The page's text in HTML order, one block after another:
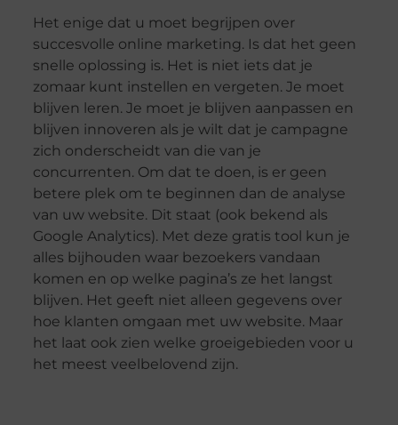
Het enige dat u moet begrijpen over
succesvolle online marketing. Is dat het geen
snelle oplossing is. Het is niet iets dat je
zomaar kunt instellen en vergeten. Je moet
blijven leren. Je moet je blijven aanpassen en
blijven innoveren als je wilt dat je campagne
zich onderscheidt van die van je
concurrenten. Om dat te doen, is er geen
betere plek om te beginnen dan de analyse
van uw website. Dit staat (ook bekend als
Google Analytics). Met deze gratis tool kun je
alles bijhouden waar bezoekers vandaan
komen en op welke pagina’s ze het langst
blijven. Het geeft niet alleen gegevens over
hoe klanten omgaan met uw website. Maar
het laat ook zien welke groeigebieden voor u
het meest veelbelovend zijn.